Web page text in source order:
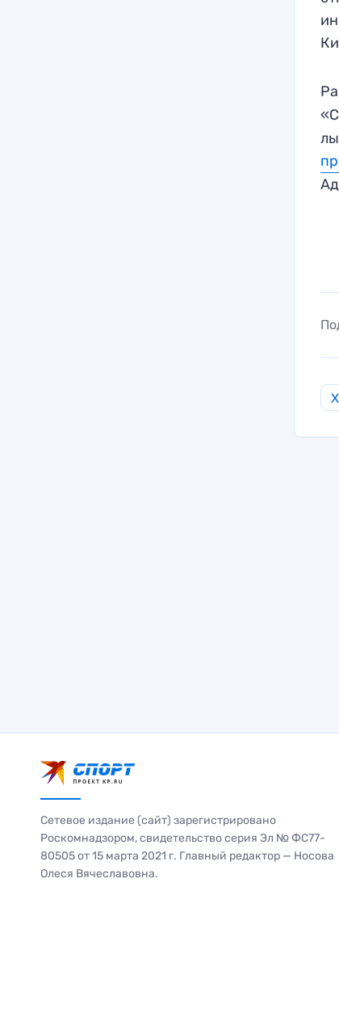
Сетевое издание (сайт) зарегистрировано
Роскомнадзором, свидетельство серия Эл № ФС77-
80505 от 15 марта 2021 г. Главный редактор — Носова
Олеся Вячеславовна.